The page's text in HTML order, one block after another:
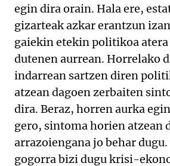
egin dira orain. Hala ere,
gizarteak azkar erantzun
gaiekin etekin politikoa
dutenen aurrean. Horrelako
indarrean sartzen diren
atzean dagoen zerbaiten
dira. Beraz, horren aurka
gero, sintoma horien atzean
arrazoiengana jo behar
gogorra bizi dugu krisi-